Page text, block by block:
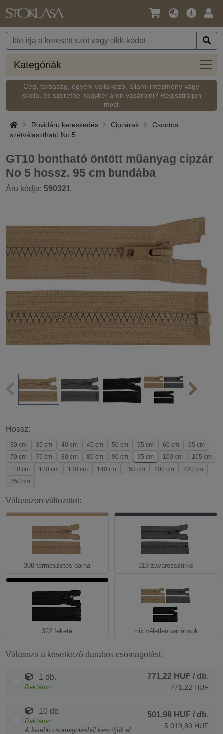
Nyelv
Pénznem
Fő
Kategóriák
Cég, társaság, egyéni vállalkozó, állami intézmény vagy
iskola, és szeretne nagyker áron vásárolni? Regisztráljon
most
Rövidáru kereskedés Cipzárak
Csontos
szétválasztható No 5
GT10 bontható öntött műanyag cipzár
No 5 hossz. 95 cm bundába
Áru kódja: 590321
Hossz:
30 cm 35 cm 40 cm 45 cm 50 cm 55 cm 60 cm
65 cm
70 cm
75 cm 80 cm 85 cm 90 cm 95 cm 100 cm
105 cm
110 cm
120 cm 130 cm 140 cm 150 cm 200 cm
220 cm
250 cm
Válasszon változatot:
308 természetes barna 319 zavarosszürke
322 fekete mix véletlen variánsok
Válassza a következő darabos csomagolást:
1 db.
Raktáron
771,22 HUF / db.
771,22 HUF
10 db.
Raktáron
A kisebb csomagolásból készítjük el
501,98 HUF / db.
5 019,80 HUF